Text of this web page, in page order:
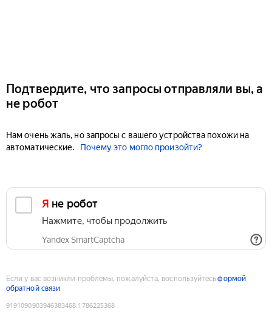
Подтвердите, что запросы отправляли вы, а
не робот
Нам очень жаль, но запросы с вашего устройства похожи на
автоматические.
Почему это могло произойти?
Я не робот
Нажмите, чтобы продолжить
Yandex SmartCaptcha
Если у вас возникли проблемы, пожалуйста, воспользуйтесьформой
обратной связи
9191090903946383468:1786225368